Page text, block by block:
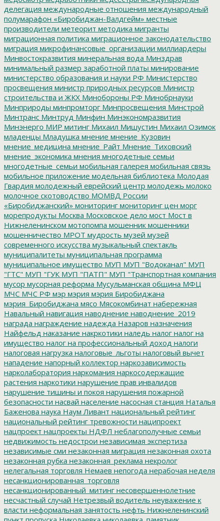
делегация международные отношения международный
полумарафон «Биробиджан-Валдгейм» местные
производители метеорит методика мигранты
миграционная политика миграционное законодательство
миграция микрофинансовые_организации миллиардеры
Минвостокразвития минеральная вода Минздрав
минимальный размер заработной платы минирование
министерство образования и науки РФ Министерство
просвещения министр природных ресурсов Министр
строительства и ЖКХ Минобороны РФ Минобрнауки
Минприроды минпромторг Минпросвещения Минстрой
Минтранс Минтруд Минфин Минэкономразвития
Минэнерго МИР митинг Михаил Мишустин Михаил Озимок
младенцы Младушка мнение мнение_Кузовин
мнение_медицина мнение_Райт Мнение_Тиховский
мнение_экономика мнения многодетные семьи
многодетные_семьи мобильная галерея мобильная связь
мобильное приложение модельная библиотека Молодая
Гвардия молодежный еврейский центр молодежь молоко
молочное скотоводство МОМВД России
«Биробиджанский» мониторинг мониторинг цен морг
морепродукты Москва Московское дело мост Мост в
Нижнеленинском мотопомпа мошенник мошенники
мошенничество МРОТ мудрость музей музей
современного искусства музыкальный спектакль
муниципалитеты муниципальная программа
муниципальное имущество МУП МУП "Водоканал" МУП
"ГТС" МУП "ГУК МУП "ПАТП" МУП "Транспортная компания
мусор мусорная реформа Мусульманская община МФЦ
МЧС МЧС РФ мэр мэрия мэрия Биробиджана
мэрия_Биробиджана мясо Мясокомбинат набережная
Навальный навигация наводнение наводнение_2019
награда награждение надежда Назаров назначения
Найфельд наказание накркотики наледь налог налог на
имущество налог на профессиональный доход налоги
налоговая нагрузка налоговые_льготы налоговый вычет
нападение напорный коллектор наркозависимость
нарколаборатория наркомания наркосодержащие
растения наркотики нарушение прав инвалидов
нарушение тишины и покоя нарушения пожарной
безопасности насвай население насосная станция Наталья
Баженова наука Наум Ливант национальный рейтинг
национальный рейтинг тревожности наципроект
нацпроект нацпроекты НДФЛ неблагополучные семьи
недвижимость недострои независимая экспертиза
независимые сми незаконная миграция незаконная охота
незаконная рубка незаконная_реклама некролог
нелегальная торговля Немаев непогода нерабочая неделя
несанкционированная_торговля
несанкционированный_митинг несовершеннолетние
несчастный случай Нетрезвый водитель неуважение к
власти неформальная занятость нефть Нижнеленинский